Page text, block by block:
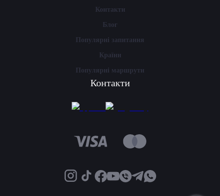
Контакти
Блог
Популярні запитання
Країни
Популярні маршрути
Контакти